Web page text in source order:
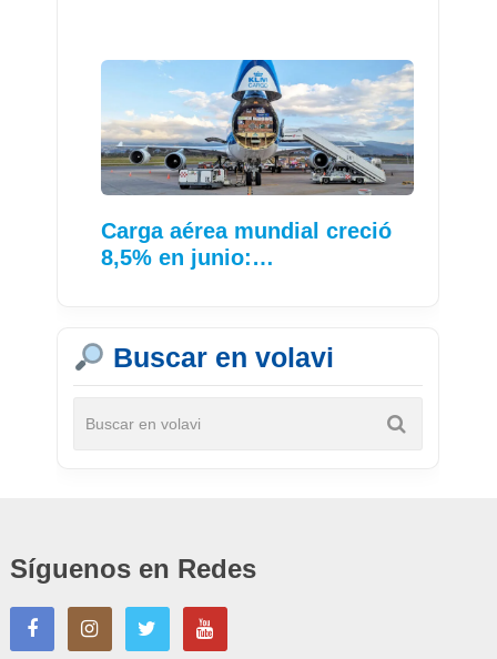
Carga aérea mundial creció
8,5% en junio:…
Buscar en volavi
Síguenos en Redes